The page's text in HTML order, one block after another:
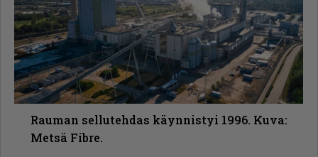
Rauman sellutehdas käynnistyi 1996. Kuva:
Metsä Fibre.